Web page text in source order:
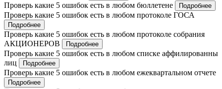
Проверь какие 5 ошибок есть в любом бюллетене Подробнее
Проверь какие 5 ошибок есть в любом протоколе ГОСА
Подробнее
Проверь какие 5 ошибок есть в любом протоколе собрания
АКЦИОНЕРОВ
Подробнее
Проверь какие 5 ошибок есть в любом списке аффилированны
лиц
Подробнее
Проверь какие 5 ошибок есть в любом ежеквартальном отчете
Подробнее